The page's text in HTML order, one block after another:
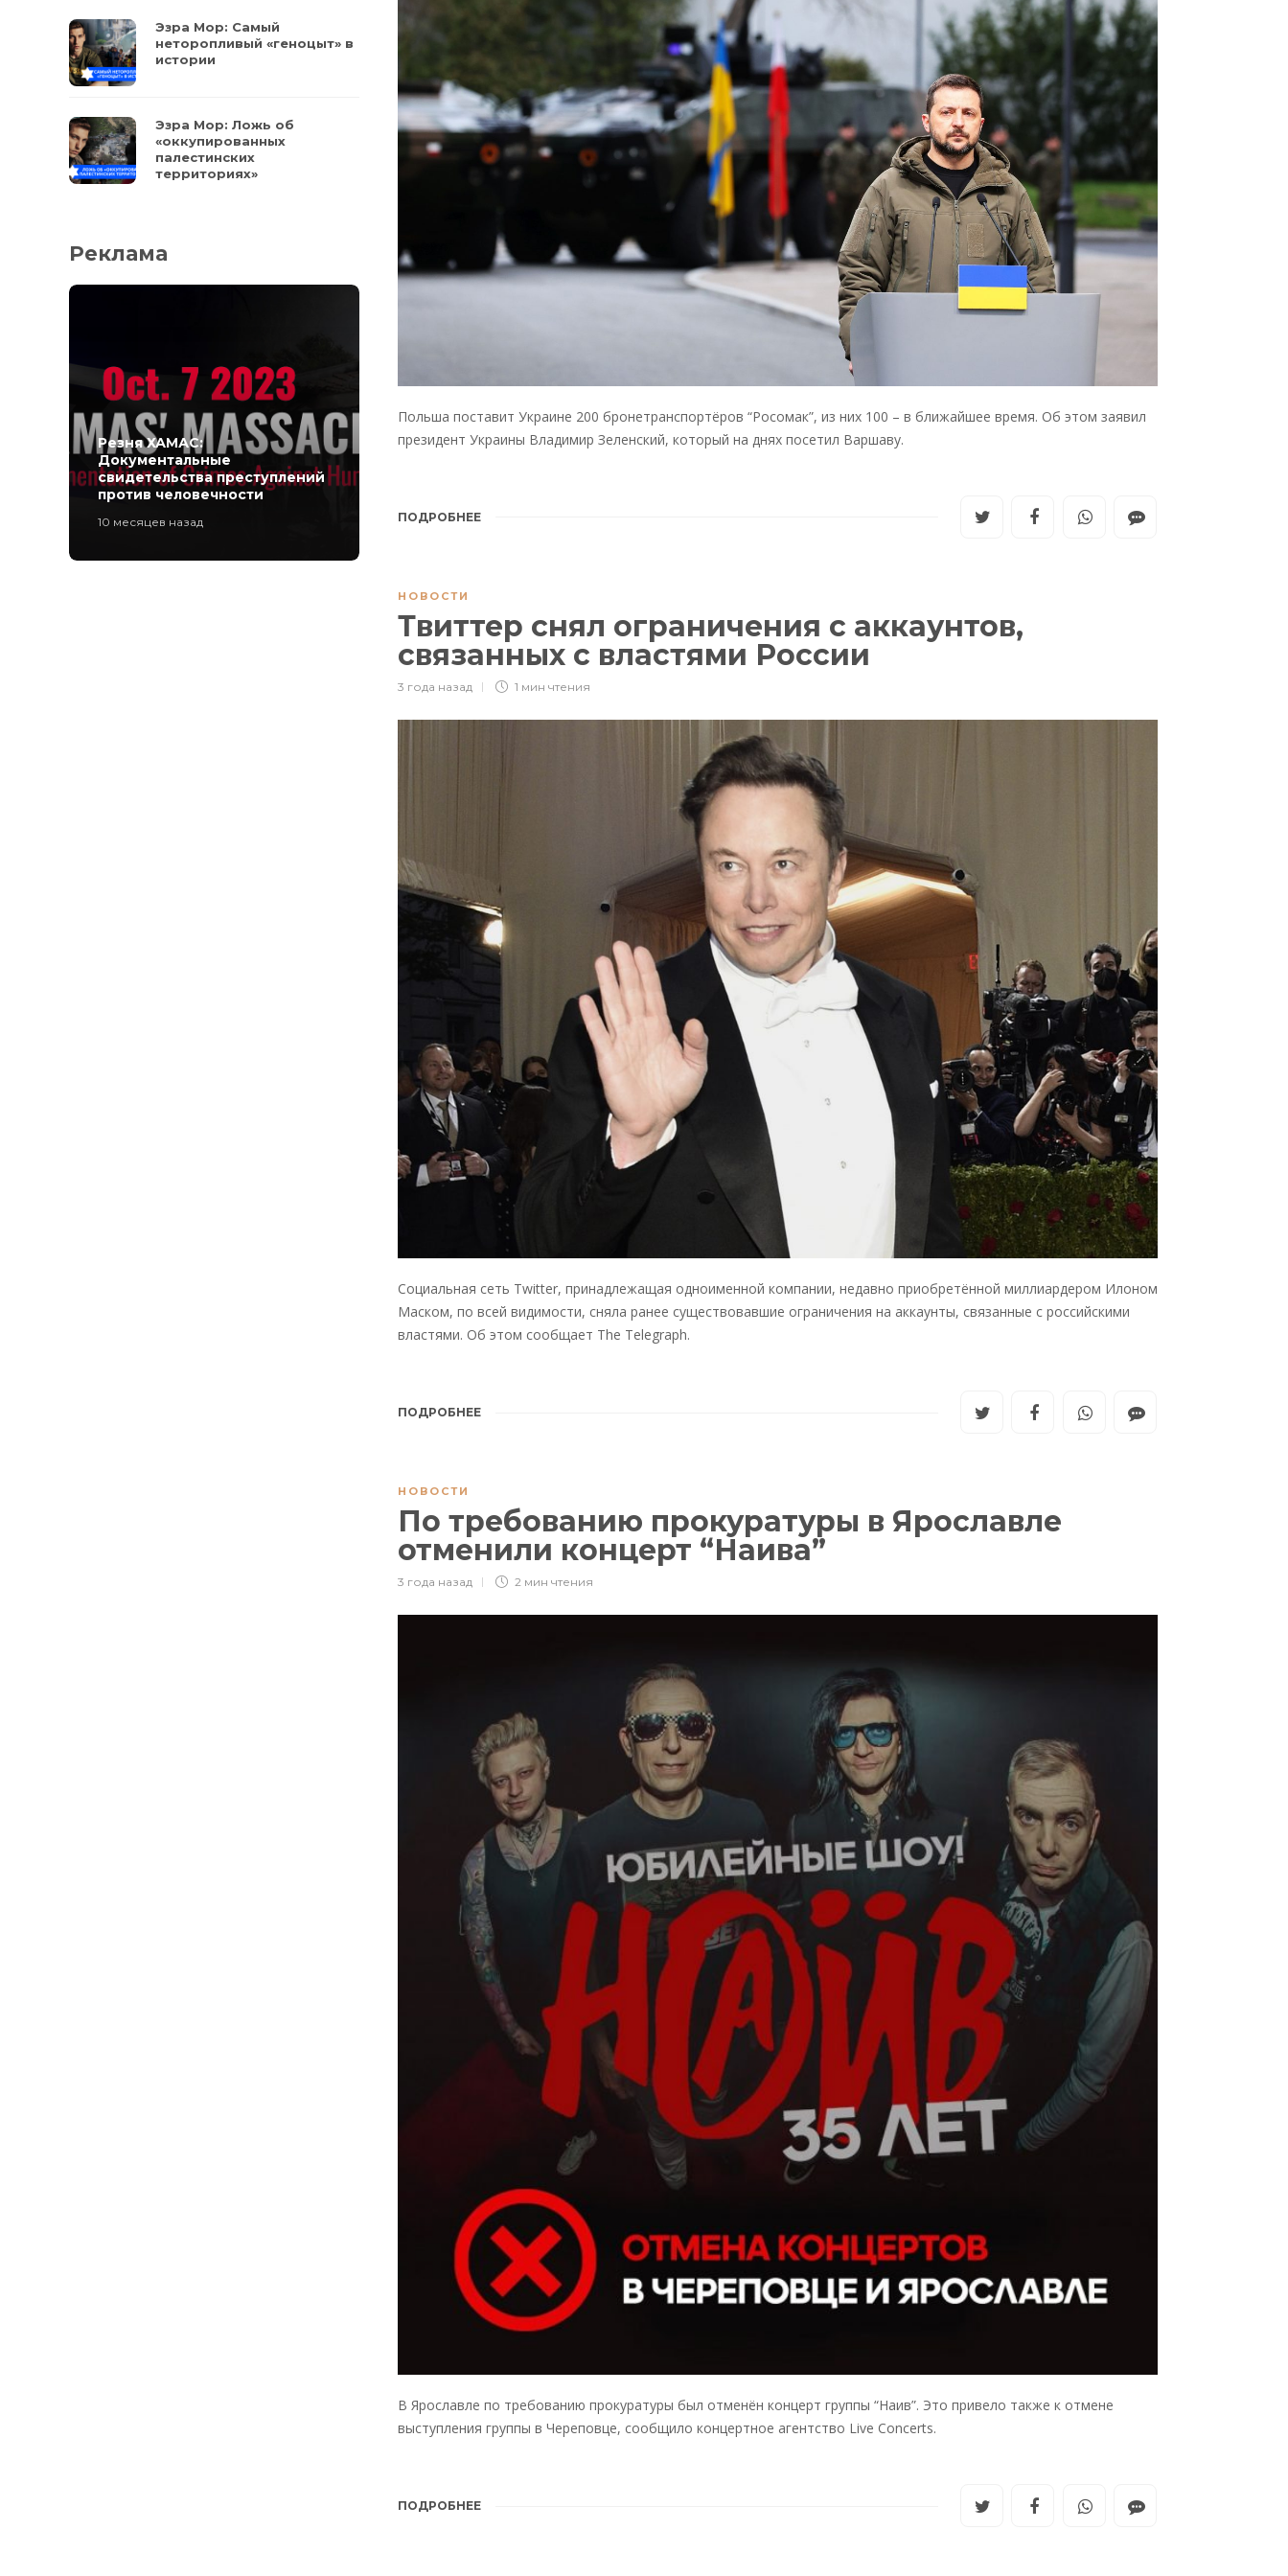
Эзра Мор: Самый
неторопливый «геноцыт» в
истории
Эзра Мор: Ложь об
«оккупированных
палестинских
территориях»
пожаловать в Испанию
игривое настроение,
Зеленский злит иранцев, а
курды возвращаются в
игру
Реклама
Резня ХАМАС:
Документальные
свидетельства преступлений
против человечности
10 месяцев назад
Польша поставит Украине 200 бронетранспортёров “Росомак”, из них 100 – в ближайшее время. Об этом заявил
президент Украины Владимир Зеленский, который на днях посетил Варшаву.
ПОДРОБНЕЕ
НОВОСТИ
Твиттер снял ограничения с аккаунтов,
связанных с властями России
3 года назад 1 мин чтения
Социальная сеть Twitter, принадлежащая одноименной компании, недавно приобретённой миллиардером Илоном
Маском, по всей видимости, сняла ранее существовавшие ограничения на аккаунты, связанные с российскими
властями. Об этом сообщает The Telegraph.
ПОДРОБНЕЕ
НОВОСТИ
По требованию прокуратуры в Ярославле
отменили концерт “Наива”
3 года назад 2 мин чтения
В Ярославле по требованию прокуратуры был отменён концерт группы “Наив”. Это привело также к отмене
выступления группы в Череповце, сообщило концертное агентство Live Concerts.
ПОДРОБНЕЕ